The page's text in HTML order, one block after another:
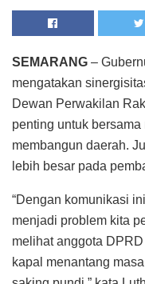
SEMARANG –
mengatakan
Dewan Perwakilan
penting untuk
membangun daerah.
lebih besar pada
“Dengan komunikasi
menjadi problem kita
melihat anggota
kapal menantang